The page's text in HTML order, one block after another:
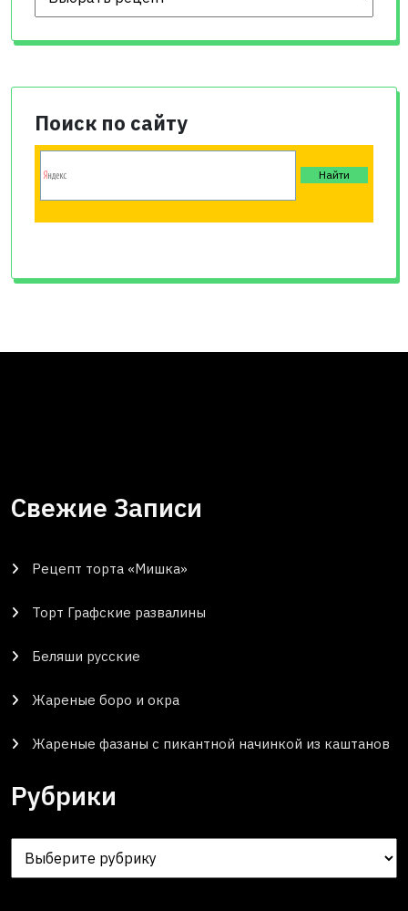
Поиск по сайту
Свежие Записи
Рецепт торта «Мишка»
Торт Графские развалины
Беляши русские
Жареные боро и окра
Жареные фазаны с пикантной начинкой из каштанов
Рубрики
Рубрики